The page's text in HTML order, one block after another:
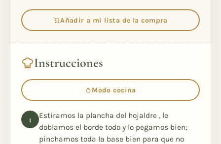
Añadir a mi lista de la compra
Instrucciones
Modo cocina
Estiramos la plancha del hojaldre , le
doblamos el borde todo y lo pegamos bien;
pinchamos toda la base bien para que no